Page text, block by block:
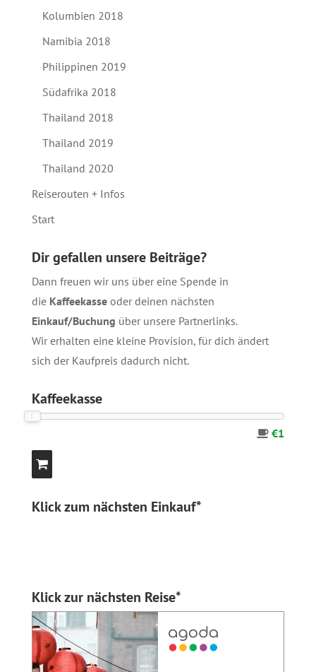
Kolumbien 2018
Namibia 2018
Philippinen 2019
Südafrika 2018
Thailand 2018
Thailand 2019
Thailand 2020
Reiserouten + Infos
Start
Dir gefallen unsere Beiträge?
Dann freuen wir uns über eine Spende in
die Kaffeekasseoder deinen nächsten
Einkauf/Buchung über unsere Partnerlinks.
Wir erhalten eine kleine Provision, für dich ändert
sich der Kaufpreis dadurch nicht.
Kaffeekasse
€1
Klick zum nächsten Einkauf*
Klick zur nächsten Reise*